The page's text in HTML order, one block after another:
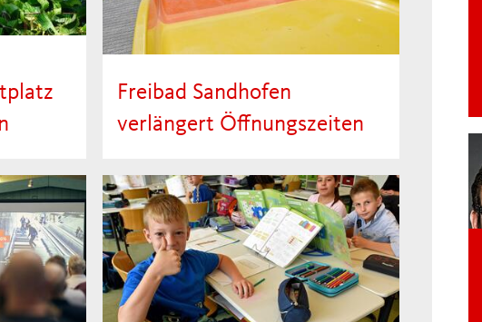
der
Freibad Sandhofen
verlängert Öffnungszeiten
Sommer sich weiter von seiner
besten Seite zeigt, verlängert die
Verwaltung im Freibad Sandhofen
die aktuellen…